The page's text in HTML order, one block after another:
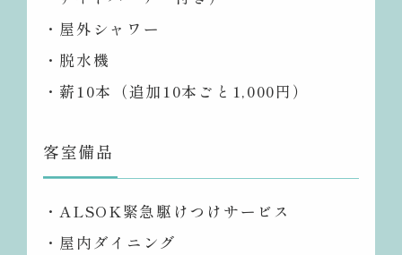
・屋外シャワー
・脱水機
・薪10本（追加10本ごと1,000円）
客室備品
・ALSOK緊急駆けつけサービス
・屋内ダイニング